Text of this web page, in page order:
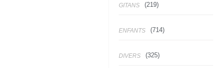
GITANS (219)
ENFANTS (714)
DIVERS (325)